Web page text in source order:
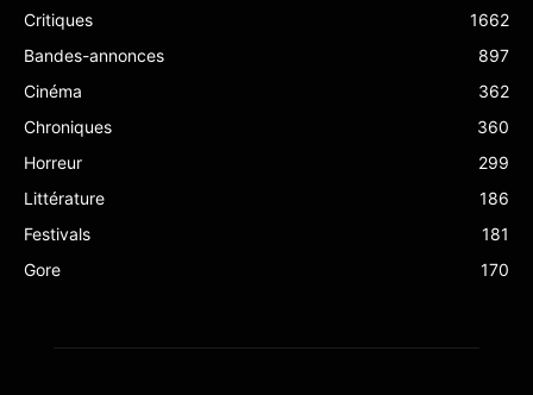
Critiques
1662
Bandes-annonces
897
Cinéma
362
Chroniques
360
Horreur
299
Littérature
186
Festivals
181
Gore
170